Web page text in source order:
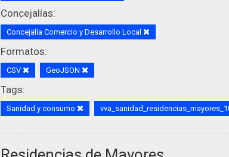
Concejalías:
Concejalía Comercio y Desarrollo Local
Formatos:
CSV GeoJSON
Tags:
Sanidad y consumo